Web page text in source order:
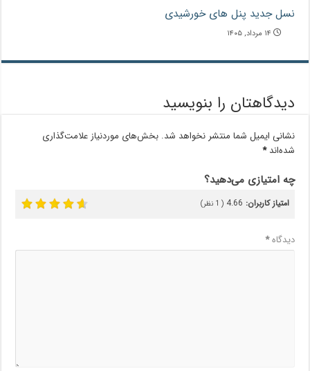
نسل جدید پنل های خورشیدی
۱۴ مرداد, ۱۴۰۵
دیدگاهتان را بنویسید
نشانی ایمیل شما منتشر نخواهد شد. بخش‌های موردنیاز علامت‌گذاری
شده‌اند*
چه امتیازی می‌دهید؟
امتیاز کاربران: 4.66
(
1 نظر)
دیدگاه*